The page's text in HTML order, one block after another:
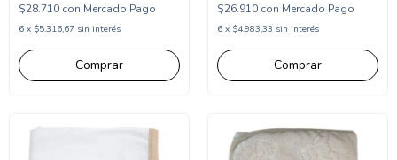
$28.710 con Mercado Pago
6 x $5.316,67 sin interés
Comprar
$26.910 con Mercado Pago
6 x $4.983,33 sin interés
Comprar